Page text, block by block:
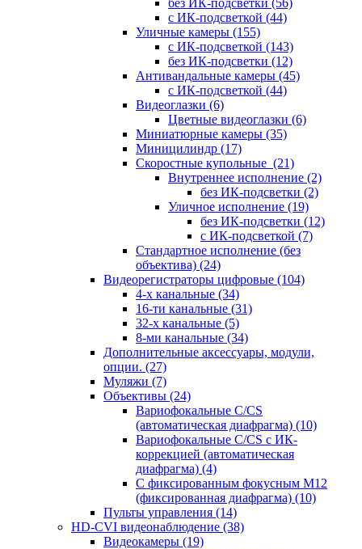
без ИК-подсветки (56)
с ИК-подсветкой (44)
Уличные камеры (155)
с ИК-подсветкой (143)
без ИК-подсветки (12)
Антивандальные камеры (45)
с ИК-подсветкой (44)
Видеоглазки (6)
Цветные видеоглазки (6)
Миниатюрные камеры (35)
Миницилиндр (17)
Скоростные купольные (21)
Внутреннее исполнение (2)
без ИК-подсветки (2)
Уличное исполнение (19)
без ИК-подсветки (12)
с ИК-подсветкой (7)
Стандартное исполнение (без
объектива) (24)
Видеорегистраторы цифровые (104)
4-х канальные (34)
16-ти канальные (31)
32-х канальные (5)
8-ми канальные (34)
Дополнительные аксессуары, модули,
опции. (27)
Муляжи (7)
Объективы (24)
Вариофокальные C/CS
(автоматическая диафрагма) (10)
Вариофокальные C/CS с ИК-
коррекцией (автоматическая
диафрагма) (4)
С фиксированным фокусным М12
(фиксированная диафрагма) (10)
Пульты управления (14)
HD-CVI видеонаблюдение (38)
Видеокамеры (19)